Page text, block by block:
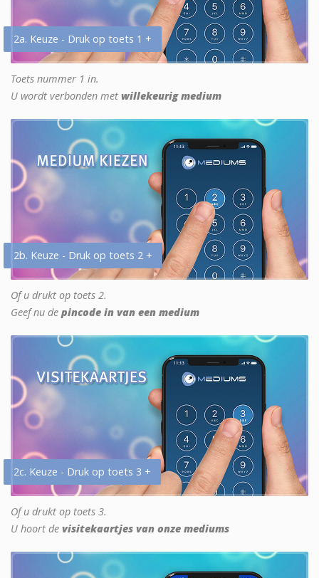
2a. Keuze - Druk op toets 1 +
Toets nummer 1 in.
U wordt verbonden met willekeurig medium
2b. Keuze - Druk op toets 2 +
Of u drukt op toets 2.
Geef nu de pincode in van een medium
2c. Keuze - Druk op toets 3 +
Of u drukt op toets 3.
U hoort de visitekaartjes van onze mediums